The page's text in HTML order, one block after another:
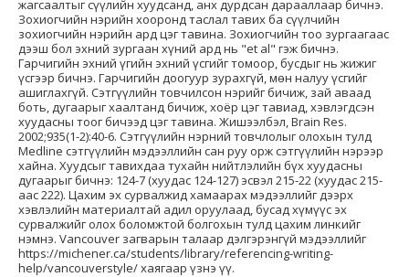
жагсаалтыг сүүлийн хуудсанд, анх дурдсан дарааллаар бичнэ.
Зохиогчийн нэрийн хооронд таслал тавих ба сүүлчийн
зохиогчийн нэрийн ард цэг тавина. Зохиогчийн тоо зургаагаас
дээш бол эхний зургаан хүний ард нь "et al" гэж бичнэ.
Гарчигийн эхний үгийн эхний үсгийг томоор, бусдыг нь жижиг
үсгээр бичнэ. Гарчигийн доогуур зурахгүй, мөн налуу үсгийг
ашиглахгүй. Сэтгүүлийн товчилсон нэрийг бичиж, зай аваад
боть, дугаарыг хаалтанд бичиж, хоёр цэг тавиад, хэвлэгдсэн
хуудасны тоог бичээд цэг тавина. Жишээлбэл, Brain Res.
2002;935(1-2):40-6. Сэтгүүлийн нэрний товчлолыг олохын тулд
Medline сэтгүүлийн мэдээллийн сан руу орж сэтгүүлийн нэрээр
хайна. Хуудсыг тавихдаа тухайн нийтлэлийн бүх хуудасны
дугаарыг бичнэ: 124-7 (хуудас 124-127) эсвэл 215-22 (хуудас 215-
аас 222). Цахим эх сурвалжид хамаарах мэдээллийг дээрх
хэвлэлийн материалтай адил оруулаад, бусад хүмүүс эх
сурвалжийг олох боломжтой болгохын тулд цахим линкийг
нэмнэ. Vancouver загварын талаар дэлгэрэнгүй мэдээллийг
https://michener.ca/students/library/referencing-writing-
help/vancouverstyle/ хаягаар үзнэ үү.